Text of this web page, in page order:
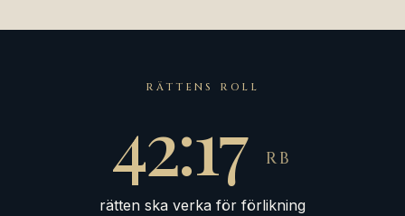
RÄTTENS ROLL
42:17 RB
rätten ska verka för förlikning